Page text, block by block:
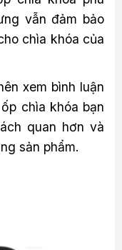
vẫn đảm bảo
chìa khóa của
xem bình luận
chìa khóa bạn
quan hơn và
sản phẩm.